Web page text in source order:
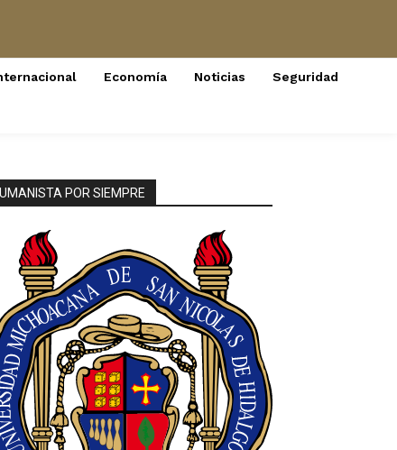
Economía Noticias Seguridad
POR SIEMPRE